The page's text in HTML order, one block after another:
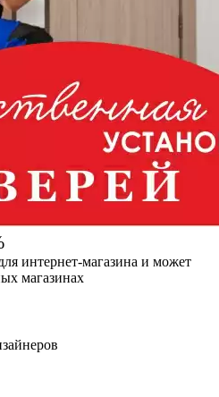
интернет-магазина и может
магазинах